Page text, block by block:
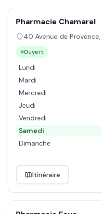
Pharmacie Chamarel
40 Avenue de Provence,
Ouvert
Lundi
Mardi
Mercredi
Jeudi
Vendredi
Samedi
Dimanche
Itinéraire